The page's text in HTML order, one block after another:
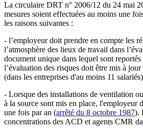
La circulaire DRT n° 2006/12 du 24 mai
mesures soient effectuées au moins une
les raisons suivantes :
- l’employeur doit prendre en compte les
l’atmosphère des lieux de travail dans
document unique dans lequel sont reportés
l’évaluation des risques doit être mis à
(dans les entreprises d'au moins 11
- Lorsque des installations de ventilation
à la source sont mis en place, l'employeur
une fois par an (arrêté du 8 octobre 1987).
concentrations des ACD et agents CMR